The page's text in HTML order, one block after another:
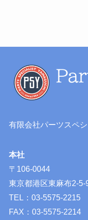
有限会社パーツスペ
本社
〒106-0044
東京都港区東麻布2-
TEL：03-5575-2215
FAX：03-5575-2214